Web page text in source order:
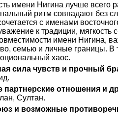
имени Нигина лучше всего
ритм совпадают без
с именами
к традиции,
имени Нигина,
семью и личные границы. В
хаос.
сила чувств и прочный
отношения и
Султан.
и возможные